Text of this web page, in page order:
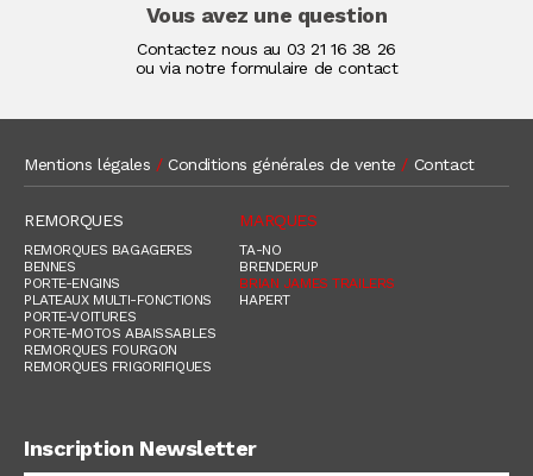
Vous avez une question
Contactez nous au 03 21 16 38 26
ou via notre formulaire de contact
Mentions légales / Conditions générales de vente / Contact
REMORQUES
REMORQUES BAGAGERES
BENNES
PORTE-ENGINS
PLATEAUX MULTI-FONCTIONS
PORTE-VOITURES
PORTE-MOTOS ABAISSABLES
REMORQUES FOURGON
REMORQUES FRIGORIFIQUES
MARQUES
TA-NO
BRENDERUP
BRIAN JAMES TRAILERS
HAPERT
Inscription Newsletter